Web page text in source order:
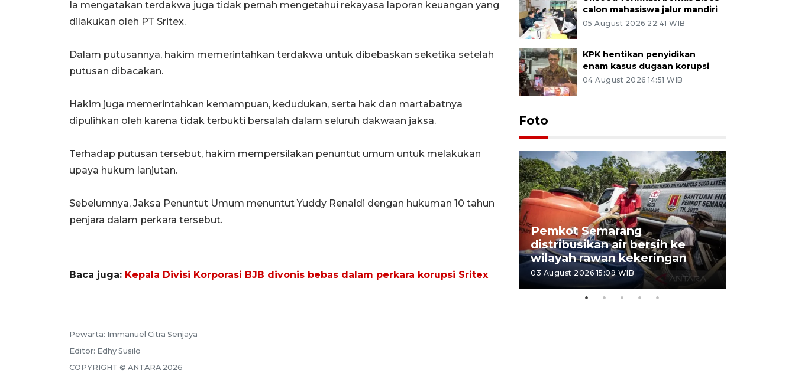
Ia mengatakan terdakwa juga tidak pernah mengetahui rekayasa laporan keuangan yang
dilakukan oleh PT Sritex.
Dalam putusannya, hakim memerintahkan terdakwa untuk dibebaskan seketika setelah
putusan dibacakan.
Hakim juga memerintahkan kemampuan, kedudukan, serta hak dan martabatnya
dipulihkan oleh karena tidak terbukti bersalah dalam seluruh dakwaan jaksa.
Terhadap putusan tersebut, hakim mempersilakan penuntut umum untuk melakukan
upaya hukum lanjutan.
Sebelumnya, Jaksa Penuntut Umum menuntut Yuddy Renaldi dengan hukuman 10 tahun
penjara dalam perkara tersebut.
Baca juga: Kepala Divisi Korporasi BJB divonis bebas dalam perkara korupsi Sritex
Pewarta: Immanuel Citra Senjaya
Editor: Edhy Susilo
COPYRIGHT © ANTARA 2026
calon mahasiswa jalur mandiri
05 August 2026 22:41 WIB
KPK hentikan penyidikan
enam kasus dugaan korupsi
04 August 2026 14:51 WIB
Foto
27 July 2026 20:07 WIB
Pemkot Semarang
distribusikan air bersih ke
wilayah rawan kekeringan
03 August 2026 15:09 WIB